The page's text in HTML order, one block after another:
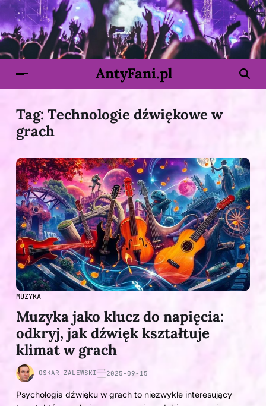
AntyFani.pl
Tag: Technologie dźwiękowe w
grach
MUZYKA
Muzyka jako klucz do napięcia:
odkryj, jak dźwięk kształtuje
klimat w grach
OSKAR ZALEWSKI 2025-09-15
Psychologia dźwięku w grach to niezwykle interesujący